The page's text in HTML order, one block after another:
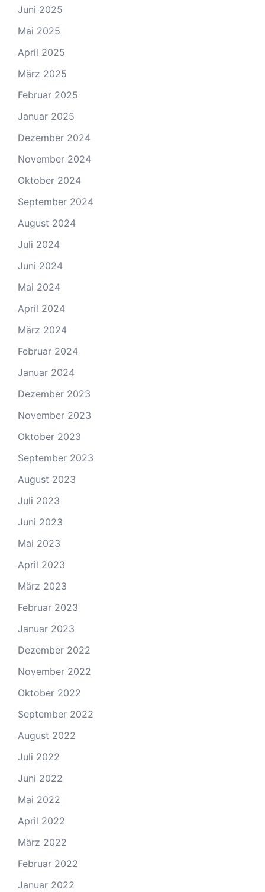
Juni 2025
Mai 2025
April 2025
März 2025
Februar 2025
Januar 2025
Dezember 2024
November 2024
Oktober 2024
September 2024
August 2024
Juli 2024
Juni 2024
Mai 2024
April 2024
März 2024
Februar 2024
Januar 2024
Dezember 2023
November 2023
Oktober 2023
September 2023
August 2023
Juli 2023
Juni 2023
Mai 2023
April 2023
März 2023
Februar 2023
Januar 2023
Dezember 2022
November 2022
Oktober 2022
September 2022
August 2022
Juli 2022
Juni 2022
Mai 2022
April 2022
März 2022
Februar 2022
Januar 2022